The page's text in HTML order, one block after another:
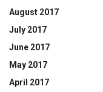
August 2017
July 2017
June 2017
May 2017
April 2017